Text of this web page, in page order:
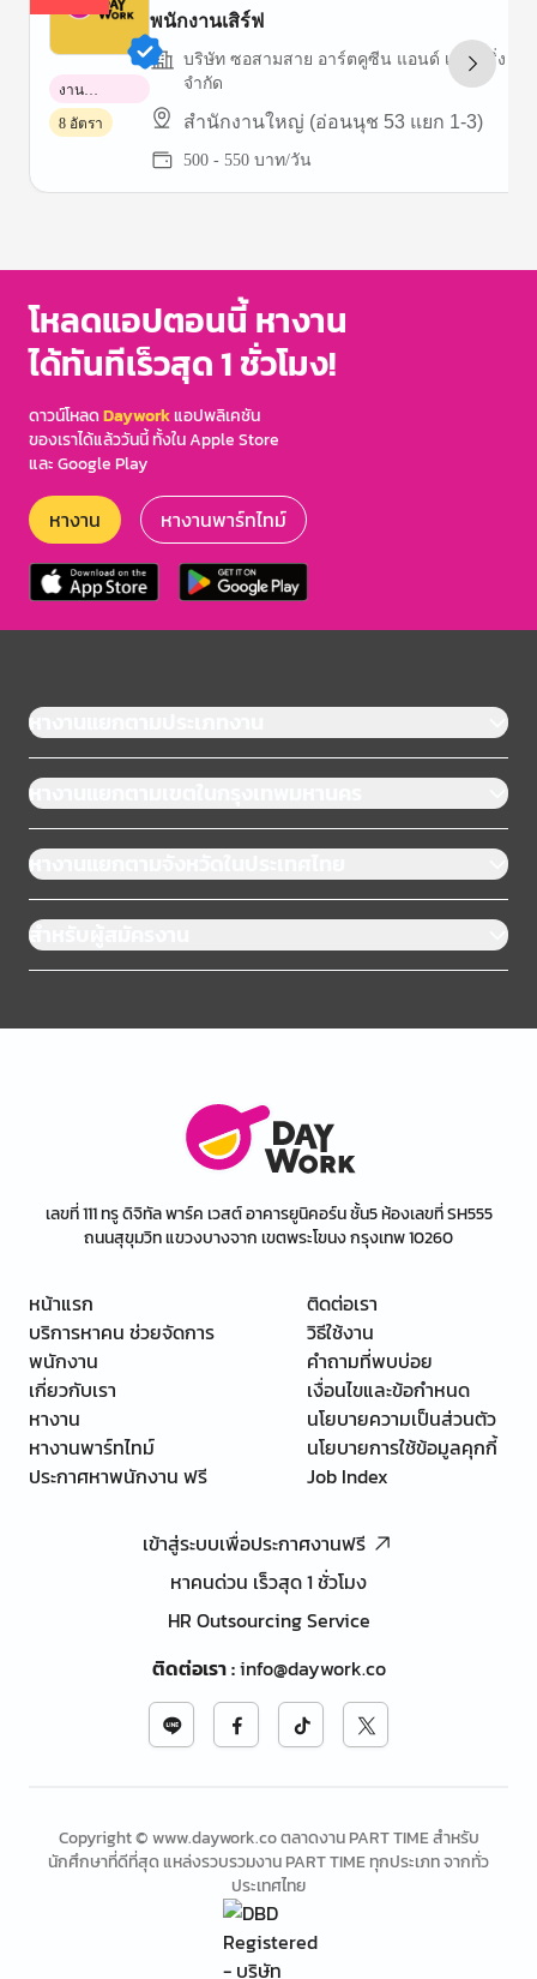
พนักงานเสิร์ฟ
บริษัท ซอสามสาย อาร์ตคูซีน แอนด์ เคเตอริ่ง
จำกัด
สำนักงานใหญ่ (อ่อนนุช 53 แยก 1-3)
500 - 550 บาท/วัน
งาน
พาร์ทไทม์
8 อัตรา
of
โหลดแอปตอนนี้ หางาน
ได้ทันทีเร็วสุด 1 ชั่วโมง!
ดาวน์โหลดDayworkแอปพลิเคชัน
ของเราได้แล้ววันนี้ ทั้งใน Apple Store
และ Google Play
หางาน หางานพาร์ทไทม์
หางานแยกตามประเภทงาน
หางานแยกตามเขตในกรุงเทพมหานคร
หางานแยกตามจังหวัดในประเทศไทย
สำหรับผู้สมัครงาน
เลขที่ 111 ทรู ดิจิทัล พาร์ค เวสต์ อาคารยูนิคอร์น ชั้น5 ห้องเลขที่ SH555
ถนนสุขุมวิท แขวงบางจาก เขตพระโขนง กรุงเทพ 10260
หน้าแรก
บริการหาคน ช่วยจัดการ
พนักงาน
เกี่ยวกับเรา
หางาน
หางานพาร์ทไทม์
ประกาศหาพนักงาน ฟรี
ติดต่อเรา
วิธีใช้งาน
คำถามที่พบบ่อย
เงื่อนไขและข้อกำหนด
นโยบายความเป็นส่วนตัว
นโยบายการใช้ข้อมูลคุกกี้
Job Index
เข้าสู่ระบบเพื่อประกาศงานฟรี
หาคนด่วน เร็วสุด 1 ชั่วโมง
HR Outsourcing Service
ติดต่อเรา:info@daywork.co
Copyright © www.daywork.co ตลาดงาน PART TIME สำหรับ
นักศึกษาที่ดีที่สุด แหล่งรวบรวมงาน PART TIME ทุกประเภท จากทั่ว
ประเทศไทย